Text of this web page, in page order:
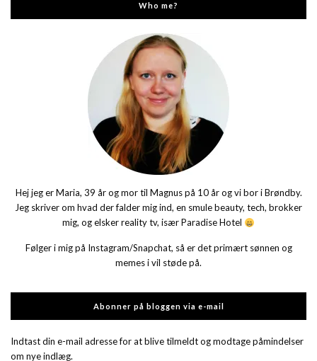
Who me?
Hej jeg er Maria, 39 år og mor til Magnus på 10 år og vi bor i Brøndby.
Jeg skriver om hvad der falder mig ind, en smule beauty, tech, brokker
mig, og elsker reality tv, især Paradise Hotel
Følger i mig på Instagram/Snapchat, så er det primært sønnen og
memes i vil støde på.
Abonner på bloggen via e-mail
Indtast din e-mail adresse for at blive tilmeldt og modtage påmindelser
om nye indlæg.